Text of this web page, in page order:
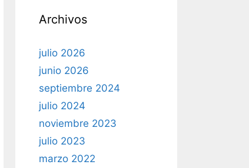
Archivos
julio 2026
junio 2026
septiembre 2024
julio 2024
noviembre 2023
julio 2023
marzo 2022